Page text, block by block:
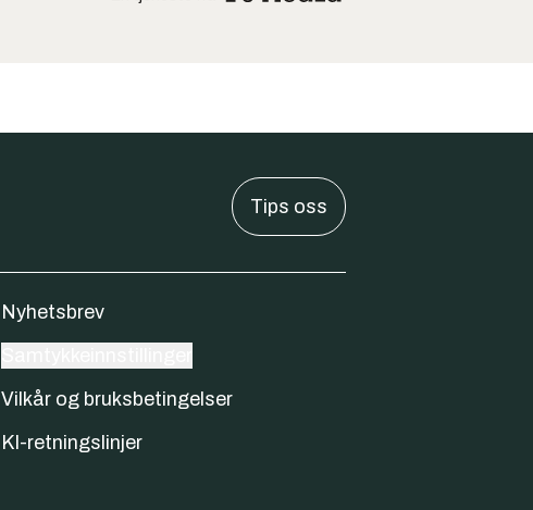
Tips oss
Nyhetsbrev
Vilkår og bruksbetingelser
KI-retningslinjer